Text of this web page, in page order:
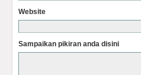
Website
Sampaikan pikiran anda disini